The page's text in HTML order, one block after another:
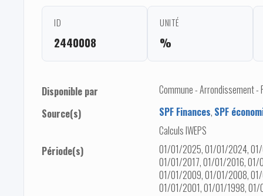
ID
2440008
UNITÉ
%
Disponible par
Commune - Arrondissement -
Source(s)
SPF Finances, SPF
Calculs IWEPS
Période(s)
01/01/2025, 01/01/2024,
01/01/2017, 01/01/2016,
01/01/2009, 01/01/2008,
01/01/2001, 01/01/1998,